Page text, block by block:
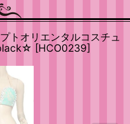
オリエンタルコスチュ
[HCO0239]